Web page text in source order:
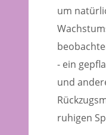
um
- ein
und
ruhigen